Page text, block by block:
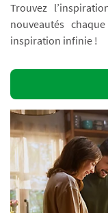
Trouvez
nouveautés
inspiration infinie !